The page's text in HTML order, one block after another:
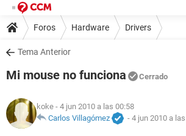
Foros Hardware Drivers
Tema Anterior
Mi mouse no funciona Cerrado
koke - 4 jun 2010 a las 00:58
Carlos Villagómez
- 4 jun 2010 a las